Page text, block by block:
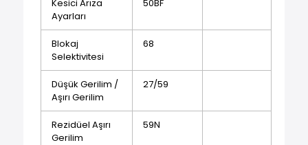
Kesici Arıza
Ayarları
50BF
Blokaj
Selektivitesi
68
Düşük Gerilim /
Aşırı Gerilim
27/59
Rezidüel Aşırı
Gerilim
59N